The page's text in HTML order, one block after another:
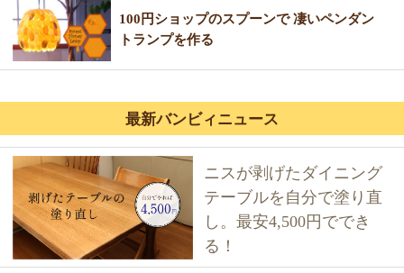
100円ショップのスプーンで 凄いペンダン
トランプを作る
最新バンビィニュース
ニスが剥げたダイニング
テーブルを自分で塗り直
し。最安4,500円ででき
る！